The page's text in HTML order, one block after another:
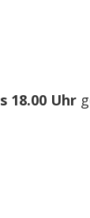
18.00 Uhr